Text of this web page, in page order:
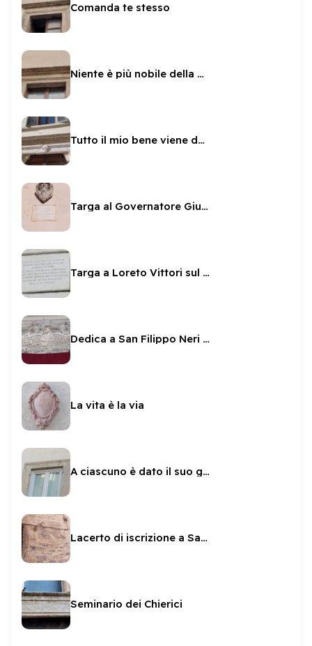
Comanda te stesso
Niente è più nobile della virtù
Tutto il mio bene viene da Dio
Targa al Governatore Giulio Savelli sul Municipio
Targa a Loreto Vittori sul Municipio
Dedica a San Filippo Neri e Mondilio Orsini
La vita è la via
A ciascuno è dato il suo giorno
Lacerto di iscrizione a Sante Paolini
Seminario dei Chierici